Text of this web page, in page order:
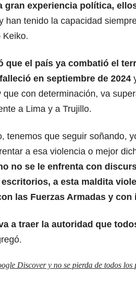
gran experiencia política,
han tenido la capacidad
Keiko.
que el país ya combatió el
en septiembre de 2024
que con determinación, va
a Lima y a Trujillo.
tenemos que seguir soñando,
a esa violencia o mejor
no se le enfrenta con
a esta maldita
las Fuerzas Armadas y
a traer la autoridad que
Discover y no se pierda de todos los